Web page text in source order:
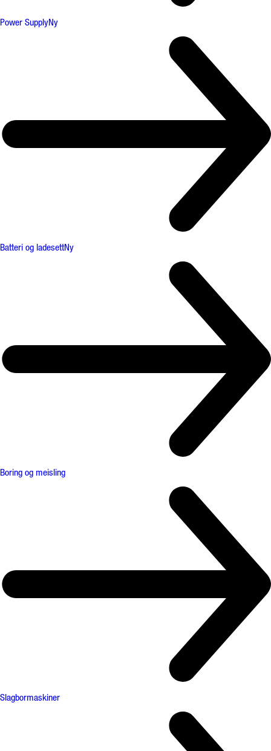
Power SupplyNy
Batteri og ladesettNy
Boring og meisling
Slagbormaskiner